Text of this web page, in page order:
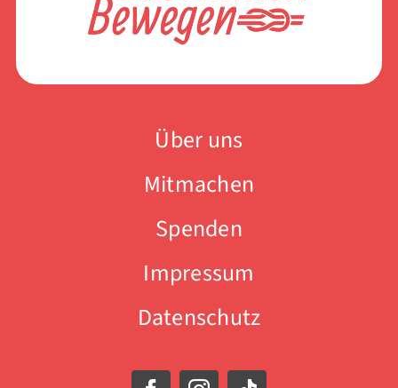
Über uns
Mitmachen
Spenden
Impressum
Datenschutz